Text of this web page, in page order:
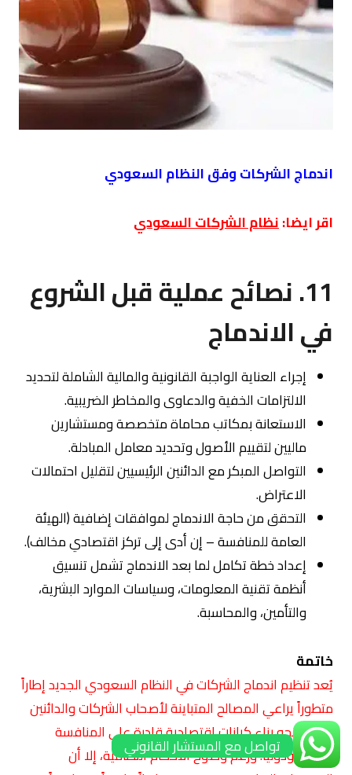
اندماج الشركات وفق النظام السعودي
اقر ايضا:نظام الشركات السعودي
11. نصائح عملية قبل الشروع
في الاندماج
إجراء العناية الواجبة القانونية والمالية الشاملة لتحديد
الالتزامات الخفية والدعاوى والمخاطر الضريبية.
الاستعانة بمكاتب محاماة متخصصة ومستشارين
ماليين لتقييم الأصول وتحديد معامل المبادلة.
التواصل المبكر مع الدائنين الرئيسيين لتقليل احتمالات
الاعتراض.
التحقق من حاجة الاندماج لموافقات إضافية (الهيئة
العامة للمنافسة – إن أدى إلى تركز اقتصادي مخالف).
إعداد خطة تكامل لما بعد الاندماج تشمل تنسيق
أنظمة تقنية المعلومات، وسياسات الموارد البشرية،
والتأمين، والمحاسبة.
خاتمة
يُعد تنظيم اندماج الشركات في النظام السعودي الجديد إطاراً
متطوراً يراعي المصالح المتباينة لأصحاب الشركات والدائنين
ويدفع نحو بناء كيانات اقتصادية قادرة على المنافسة
إقليمياً ودولياً. ورغم وضوح الأحكام النظامية، إلا أن
تواصل مع المستشار القانوني